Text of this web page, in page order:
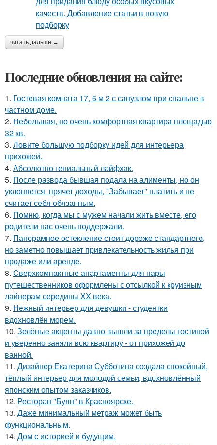
читать дальше →
Последние обновления на сайте:
1. Гостевая комната 17, 6 м 2 с санузлом при спальне в
частном доме.
2. Небольшая, но очень комфортная квартира площадью
32 кв.
3. Ловите большую подборку идей для интерьера
прихожей.
4. Абсолютно гениальный лайфхак.
5. После развода бывшая подала на алименты, но он
уклоняется: прячет доходы, "Забывает" платить и не
считает себя обязанным.
6. Помню, когда мы с мужем начали жить вместе, его
родители нас очень поддержали.
7. Панорамное остекление стоит дороже стандартного,
но заметно повышает привлекательность жилья при
продаже или аренде.
8. Сверхкомпактные апартаменты для пары
путешественников оформлены с отсылкой к круизным
лайнерам середины XX века.
9. Нежный интерьер для девушки - студентки
вдохновлён морем.
10. Зелёные акценты давно вышли за пределы гостиной
и уверенно заняли всю квартиру - от прихожей до
ванной.
11. Дизайнер Екатерина Субботина создала спокойный,
тёплый интерьер для молодой семьи, вдохновлённый
японским опытом заказчиков.
12. Ресторан "Буян" в Красноярске.
13. Даже минимальный метраж может быть
функциональным.
14. Дом с историей и будущим.